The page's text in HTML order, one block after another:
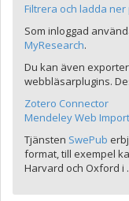
Filtrera och ladda
Som inloggad
MyResearch.
Du kan även
webbläsarplugins.
Zotero Connector
Mendeley Web
Tjänsten SwePub
format, till exempel
Harvard och Oxford i